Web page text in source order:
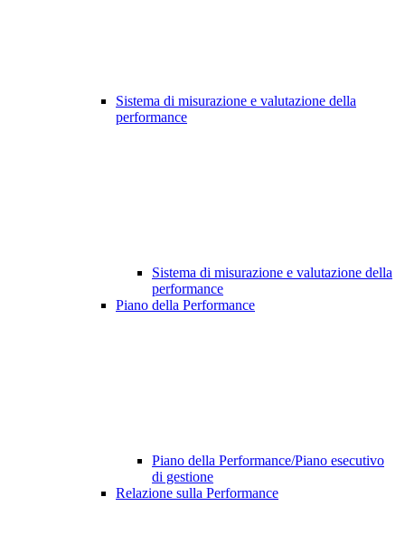
Sistema di misurazione e valutazione della
performance
Sistema di misurazione e valutazione della
performance
Piano della Performance
Piano della Performance/Piano esecutivo
di gestione
Relazione sulla Performance